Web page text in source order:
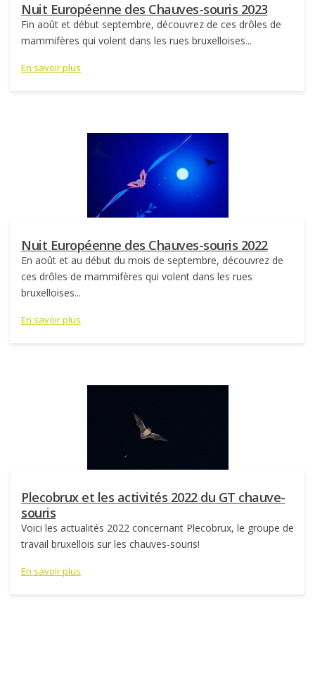
Nuit Européenne des Chauves-souris 2023
Fin août et début septembre, découvrez de ces drôles de
mammifères qui volent dans les rues bruxelloises...
En savoir plus
Nuit Européenne des Chauves-souris 2022
En août et au début du mois de septembre, découvrez de
ces drôles de mammifères qui volent dans les rues
bruxelloises...
En savoir plus
Plecobrux et les activités 2022 du GT chauve-
souris
Voici les actualités 2022 concernant Plecobrux, le groupe de
travail bruxellois sur les chauves-souris!
En savoir plus